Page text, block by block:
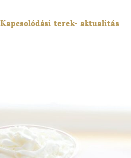
Kapcsolódási terek- aktualitás